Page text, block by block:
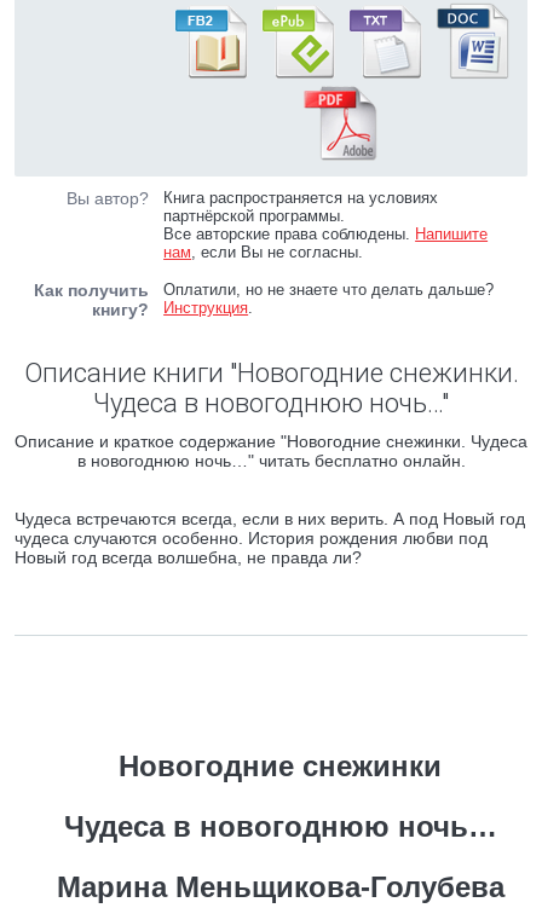
Вы автор?
Книга распространяется на условиях
партнёрской программы.
Все авторские права соблюдены. Напишите
нам, если Вы не согласны.
Как получить
книгу?
Оплатили, но не знаете что делать дальше?
Инструкция.
Описание книги "Новогодние снежинки.
Чудеса в новогоднюю ночь…"
Описание и краткое содержание "Новогодние снежинки. Чудеса
в новогоднюю ночь…" читать бесплатно онлайн.
Чудеса встречаются всегда, если в них верить. А под Новый год
чудеса случаются особенно. История рождения любви под
Новый год всегда волшебна, не правда ли?
Новогодние снежинки
Чудеса в новогоднюю ночь…
Марина Меньщикова-Голубева